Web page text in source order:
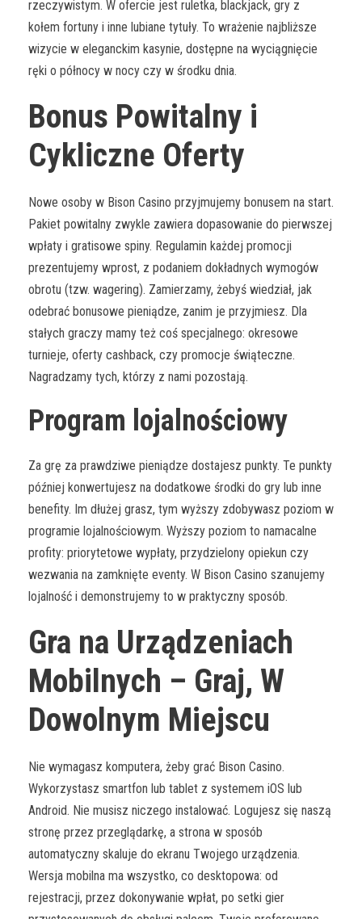
rzeczywistym. W ofercie jest ruletka, blackjack, gry z
kołem fortuny i inne lubiane tytuły. To wrażenie najbliższe
wizycie w eleganckim kasynie, dostępne na wyciągnięcie
ręki o północy w nocy czy w środku dnia.
Bonus Powitalny i
Cykliczne Oferty
Nowe osoby w Bison Casino przyjmujemy bonusem na start.
Pakiet powitalny zwykle zawiera dopasowanie do pierwszej
wpłaty i gratisowe spiny. Regulamin każdej promocji
prezentujemy wprost, z podaniem dokładnych wymogów
obrotu (tzw. wagering). Zamierzamy, żebyś wiedział, jak
odebrać bonusowe pieniądze, zanim je przyjmiesz. Dla
stałych graczy mamy też coś specjalnego: okresowe
turnieje, oferty cashback, czy promocje świąteczne.
Nagradzamy tych, którzy z nami pozostają.
Program lojalnościowy
Za grę za prawdziwe pieniądze dostajesz punkty. Te punkty
później konwertujesz na dodatkowe środki do gry lub inne
benefity. Im dłużej grasz, tym wyższy zdobywasz poziom w
programie lojalnościowym. Wyższy poziom to namacalne
profity: priorytetowe wypłaty, przydzielony opiekun czy
wezwania na zamknięte eventy. W Bison Casino szanujemy
lojalność i demonstrujemy to w praktyczny sposób.
Gra na Urządzeniach
Mobilnych – Graj, W
Dowolnym Miejscu
Nie wymagasz komputera, żeby grać Bison Casino.
Wykorzystasz smartfon lub tablet z systemem iOS lub
Android. Nie musisz niczego instalować. Logujesz się naszą
stronę przez przeglądarkę, a strona w sposób
automatyczny skaluje do ekranu Twojego urządzenia.
Wersja mobilna ma wszystko, co desktopowa: od
rejestracji, przez dokonywanie wpłat, po setki gier